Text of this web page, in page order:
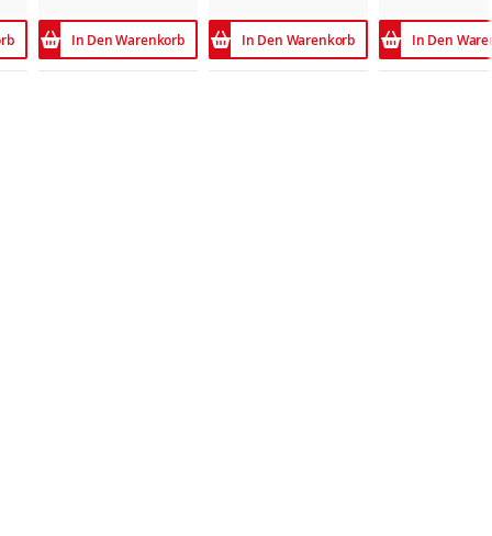
In Den Warenkorb In Den Warenkorb In Den